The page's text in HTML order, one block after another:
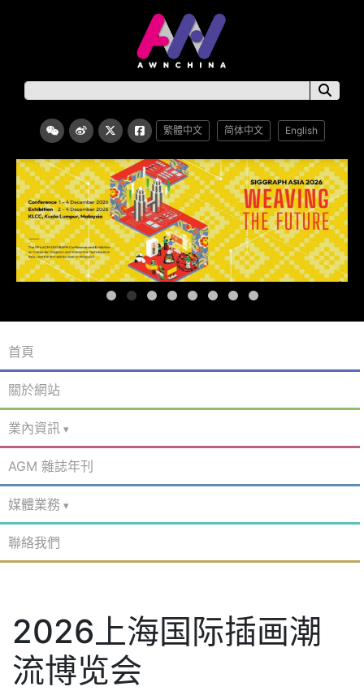
繁體中文 简体中文 English
首頁
關於網站
業內資訊
AGM 雜誌年刊
媒體業務
聯絡我們
2026上海国际插画潮
流博览会